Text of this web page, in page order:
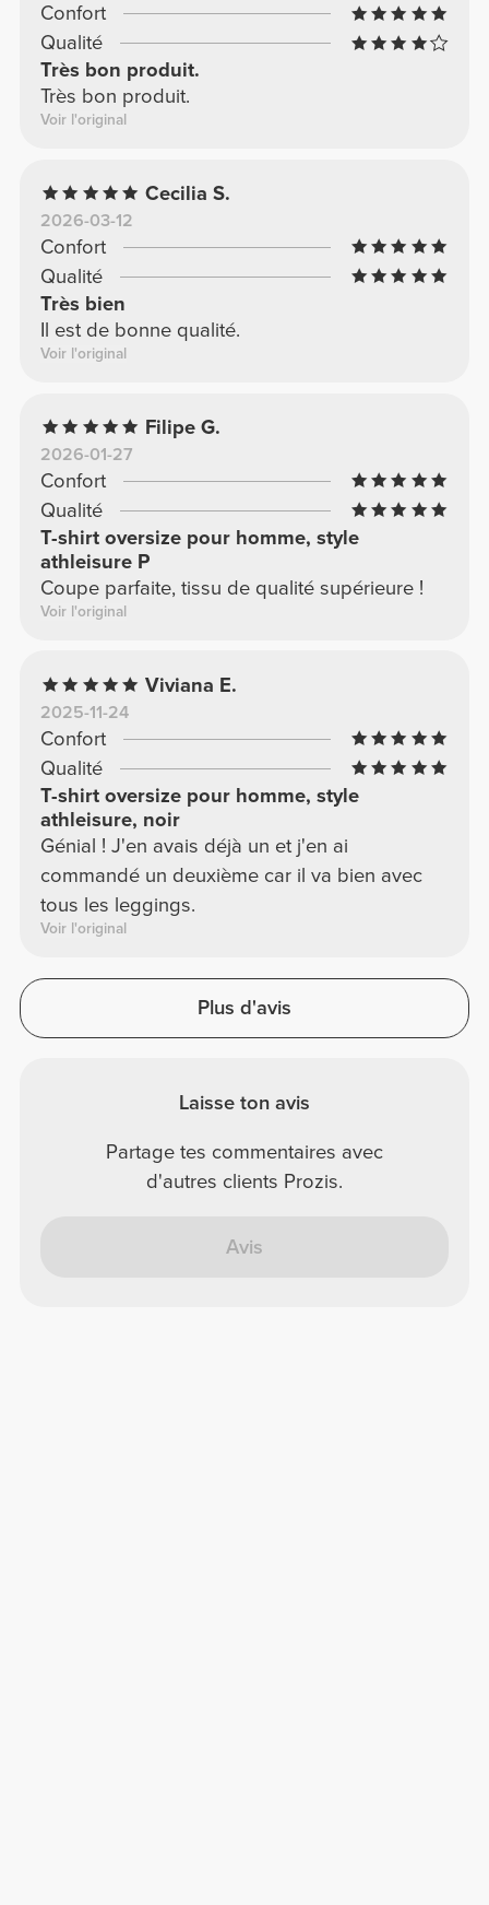
Confort
Qualité
Très bon produit.
Très bon produit.
Voir l'original
Cecilia S.
2026-03-12
Confort
Qualité
Très bien
Il est de bonne qualité.
Voir l'original
Filipe G.
2026-01-27
Confort
Qualité
T-shirt oversize pour homme, style
athleisure P
Coupe parfaite, tissu de qualité supérieure !
Voir l'original
Viviana E.
2025-11-24
Confort
Qualité
T-shirt oversize pour homme, style
athleisure, noir
Génial ! J'en avais déjà un et j'en ai
commandé un deuxième car il va bien avec
tous les leggings.
Voir l'original
Plus d'avis
Laisse ton avis
Partage tes commentaires avec
d'autres clients Prozis.
Avis